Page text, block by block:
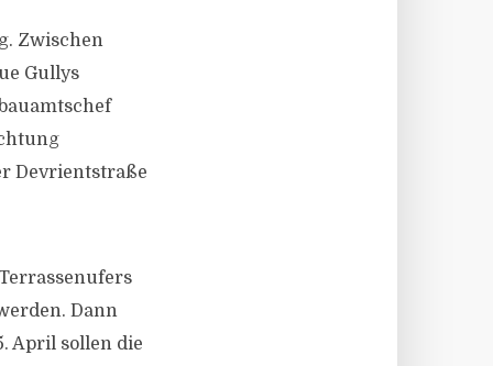
Zwischen
Gullys
Devrientstraße
Dann
April sollen die